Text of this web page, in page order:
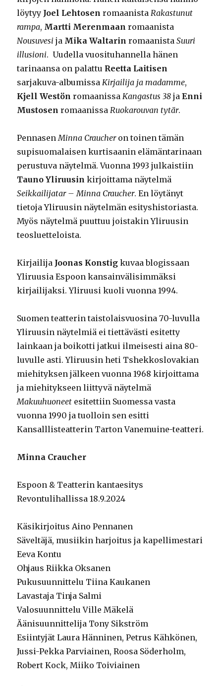
löytyy Joel Lehtosen romaanistaRakastunut
rampa, Martti Merenmaan romaanista
Nousuvesi ja Mika Waltarin romaanistaSuuri
illusioni. Uudella vuosituhannella hänen
tarinaansa on palattu Reetta Laitisen
sarjakuva-albumissaKirjailija ja madamme,
Kjell Westön romaanissaKangastus 38 jaEnni
Mustosen romaanissaRuokarouvan tytär.
PennasenMinna Craucheron toinen tämän
supisuomalaisen kurtisaanin elämäntarinaan
perustuva näytelmä. Vuonna 1993 julkaistiin
Tauno Yliruusin kirjoittama näytelmä
Seikkailijatar – Minna Craucher. En löytänyt
tietoja Yliruusin näytelmän esityshistoriasta.
Myös näytelmä puuttuu joistakin Yliruusin
teosluetteloista.
Kirjailija Joonas Konstig kuvaa blogissaan
Yliruusia Espoon kansainvälisimmäksi
kirjailijaksi. Yliruusi kuoli vuonna 1994.
Suomen teatterin taistolaisvuosina 70-luvulla
Yliruusin näytelmiä ei tiettävästi esitetty
lainkaan ja boikotti jatkui ilmeisesti aina 80-
luvulle asti. Yliruusin heti Tshekkoslovakian
miehityksen jälkeen vuonna 1968 kirjoittama
ja miehitykseen liittyvä näytelmä
Makuuhuoneet esitettiin Suomessa vasta
vuonna 1990 ja tuolloin sen esitti
Kansalllisteatterin Tarton Vanemuine-teatteri.
Minna Craucher
Espoon & Teatterin kantaesitys
Revontulihallissa 18.9.2024
Käsikirjoitus Aino Pennanen
Säveltäjä, musiikin harjoitus ja kapellimestari
Eeva Kontu
Ohjaus Riikka Oksanen
Pukusuunnittelu Tiina Kaukanen
Lavastaja Tinja Salmi
Valosuunnittelu Ville Mäkelä
Äänisuunnittelija Tony Sikström
Esiintyjät Laura Hänninen, Petrus Kähkönen,
Jussi-Pekka Parviainen, Roosa Söderholm,
Robert Kock, Miiko Toiviainen